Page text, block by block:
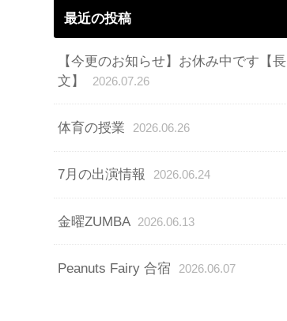
最近の投稿
【今更のお知らせ】お休み中です【長
文】
2026.07.26
体育の授業 2026.06.26
7月の出演情報 2026.06.24
金曜ZUMBA 2026.06.13
Peanuts Fairy 合宿 2026.06.07